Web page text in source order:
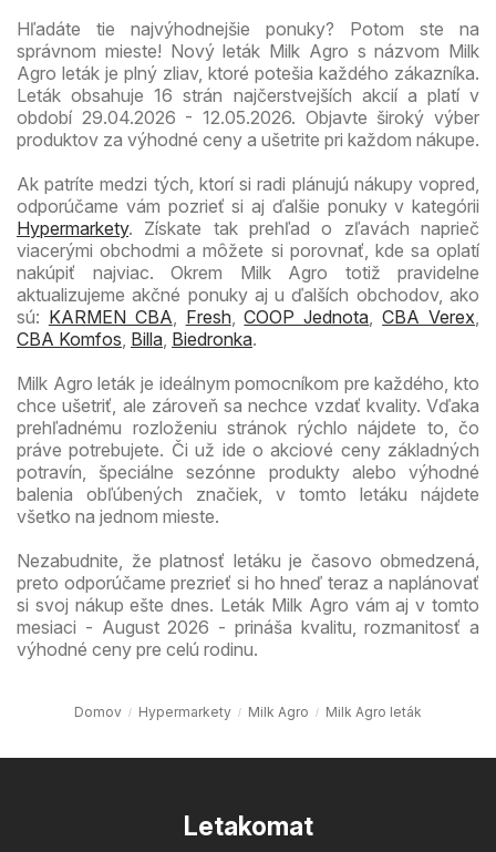
Hľadáte tie najvýhodnejšie ponuky? Potom ste na
správnom mieste! Nový leták Milk Agro s názvom Milk
Agro leták je plný zliav, ktoré potešia každého zákazníka.
Leták obsahuje 16 strán najčerstvejších akcií a platí v
období 29.04.2026 - 12.05.2026. Objavte široký výber
produktov za výhodné ceny a ušetrite pri každom nákupe.
Ak patríte medzi tých, ktorí si radi plánujú nákupy vopred,
odporúčame vám pozrieť si aj ďalšie ponuky v kategórii
Hypermarkety. Získate tak prehľad o zľavách naprieč
viacerými obchodmi a môžete si porovnať, kde sa oplatí
nakúpiť najviac. Okrem Milk Agro totiž pravidelne
aktualizujeme akčné ponuky aj u ďalších obchodov, ako
sú: KARMEN CBA Fresh,COOP Jednota ,CBA Verex
CBA Komfos Billa Biedronka.
Milk Agro leták je ideálnym pomocníkom pre každého, kto
chce ušetriť, ale zároveň sa nechce vzdať kvality. Vďaka
prehľadnému rozloženiu stránok rýchlo nájdete to, čo
práve potrebujete. Či už ide o akciové ceny základných
potravín, špeciálne sezónne produkty alebo výhodné
balenia obľúbených značiek, v tomto letáku nájdete
všetko na jednom mieste.
Nezabudnite, že platnosť letáku je časovo obmedzená,
preto odporúčame prezrieť si ho hneď teraz a naplánovať
si svoj nákup ešte dnes. Leták Milk Agro vám aj v tomto
mesiaci - August 2026 - prináša kvalitu, rozmanitosť a
výhodné ceny pre celú rodinu.
Domov Hypermarkety Milk Agro Milk Agro leták
Letakomat